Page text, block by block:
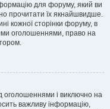
для форуму, який ви
прочитати їх якнайшвидше.
кожної сторінки форуму, в
оголошеннями, право на
оголошеннями і виключно на
важливу інформацію,